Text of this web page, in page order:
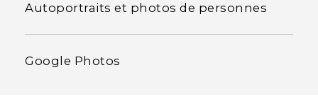
Autoportraits et photos de personnes
Google Photos